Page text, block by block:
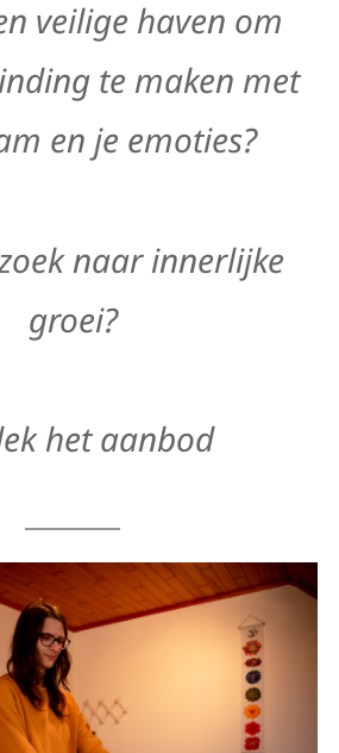
veilige haven om
te maken met
en je emoties?
naar innerlijke
groei?
het aanbod